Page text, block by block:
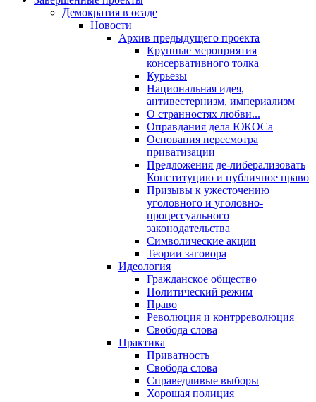
Демократия в осаде
Новости
Архив предыдущего проекта
Крупные мероприятия
консервативного толка
Курьезы
Национальная идея,
антивестернизм, империализм
О странностях любви...
Оправдания дела ЮКОСа
Основания пересмотра
приватизации
Предложения де-либерализовать
Конституцию и публичное право
Призывы к ужесточению
уголовного и уголовно-
процессуального
законодательства
Символические акции
Теории заговора
Идеология
Гражданское общество
Политический режим
Право
Революция и контрреволюция
Свобода слова
Практика
Приватность
Свобода слова
Справедливые выборы
Хорошая полиция